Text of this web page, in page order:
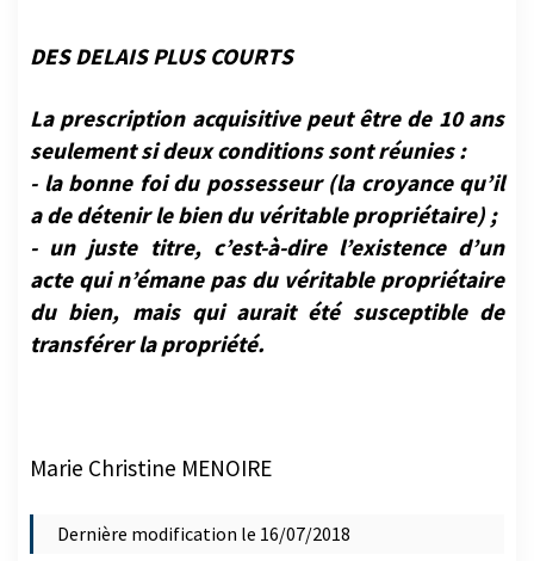
DES DELAIS PLUS COURTS
La prescription acquisitive peut être de 10 ans
seulement si deux conditions sont réunies :
- la bonne foi du possesseur (la croyance qu’il
a de détenir le bien du véritable propriétaire) ;
- un juste titre, c’est-à-dire l’existence d’un
acte qui n’émane pas du véritable propriétaire
du bien, mais qui aurait été susceptible de
transférer la propriété.
Marie Christine MENOIRE
Dernière modification le 16/07/2018